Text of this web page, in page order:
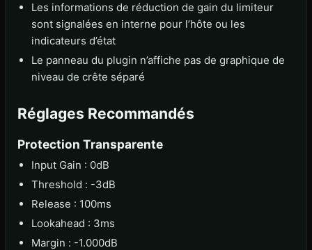
Les informations de réduction de gain du limiteur
sont signalées en interne pour l’hôte ou les
indicateurs d’état
Le panneau du plugin n’affiche pas de graphique de
niveau de crête séparé
Réglages Recommandés
Protection Transparente
Input Gain : 0dB
Threshold : -3dB
Release : 100ms
Lookahead : 3ms
Margin : -1.000dB